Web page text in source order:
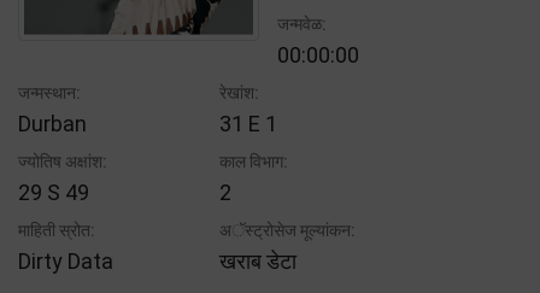
जन्मवेळ:
00:00:00
जन्मस्थान:
Durban
रेखांश:
31 E 1
ज्योतिष अक्षांश:
29 S 49
काल विभाग:
2
माहिती स्रोत:
Dirty Data
अॅस्ट्रोसेज मूल्यांकन:
खराब डेटा